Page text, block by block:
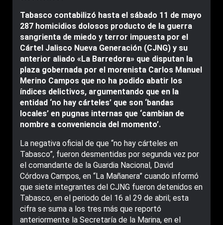
Tabasco contabilizó hasta el sábado 11 de mayo
287 homicidios dolosos producto de la guerra
sangrienta de miedo y terror impuesta por el
Cártel Jalisco Nueva Generación (CJNG) y su
anterior aliado «La Barredora» que disputan la
plaza gobernada por el morenista Carlos Manuel
Merino Campos que no ha podido abatir los
índices delictivos, argumentando que en la
entidad ‘no hay cárteles’ que son ‘bandas
locales’ en pugnas internas que ‘cambian de
nombre a conveniencia del momento’.
La negativa oficial de que “no hay cárteles en
Tabasco”, fueron desmentidas por segunda vez por
el comandante de la Guardia Nacional, David
Córdova Campos, en “La Mañanera” cuando informó
que siete integrantes del CJNG fueron detenidos en
Tabasco, en el periodo del 16 al 29 de abril; esta
cifra se suma a los tres más que reportó
anteriormente la Secretaría de la Marina, en el